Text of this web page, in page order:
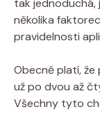
několika
pravidelnosti
Obecně ⁢platí,
už ‍po ⁤dvou až
Všechny ‍tyto